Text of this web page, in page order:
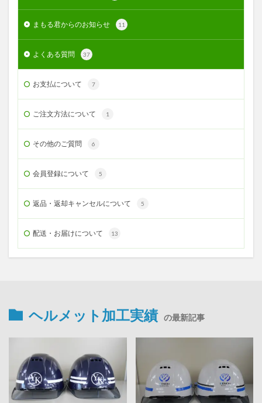
まもる君からのお知らせ 11
よくある質問 37
お支払について 7
ご注文方法について 1
その他のご質問 6
会員登録について 5
返品・返却キャンセルについて 5
配送・お届けについて 13
ヘルメット加工実績 の最新記事